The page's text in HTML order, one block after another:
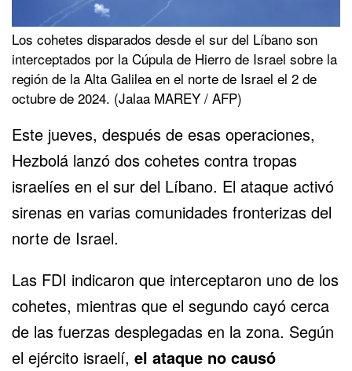
Los cohetes disparados desde el sur del Líbano son
interceptados por la Cúpula de Hierro de Israel sobre la
región de la Alta Galilea en el norte de Israel el 2 de
octubre de 2024. (Jalaa MAREY / AFP)
Este jueves, después de esas operaciones,
Hezbolá lanzó dos cohetes contra tropas
israelíes en el sur del Líbano. El ataque activó
sirenas en varias comunidades fronterizas del
norte de Israel.
Las FDI indicaron que interceptaron uno de los
cohetes, mientras que el segundo cayó cerca
de las fuerzas desplegadas en la zona. Según
el ejército israelí, el ataque no causó